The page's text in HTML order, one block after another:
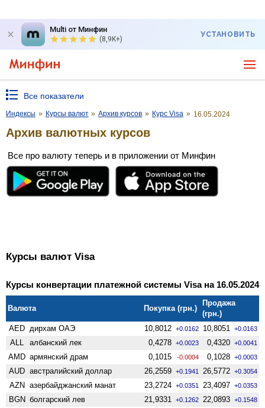
Multi от Минфин
(8,9K+)
УСТАНОВИТЬ
Все показатели
Индексы » Курсы валют » Архив курсов » Курс Visa » 16.05.2024
Архив валютных курсов
Все про валюту теперь и в приложении от Минфин
Курсы валют Visa
Курсы конвертации платежной системы Visa на 16.05.2024
Валюта Покупка (грн.)
Продажа
(грн.)
AED дирхам ОАЭ 10,8012 +0.0162 10,8051 +0.0163
ALL албанский лек 0,4278 +0.0023 0,4320 +0.0041
AMD армянский драм 0,1015 -0.0004 0,1028 +0.0003
AUD австралийский доллар 26,2559 +0.1941 26,5772 +0.3054
AZN азербайджанский манат 23,2724 +0.0351 23,4097 +0.0353
BGN болгарский лев 21,9331 +0.1262 22,0893 +0.1548